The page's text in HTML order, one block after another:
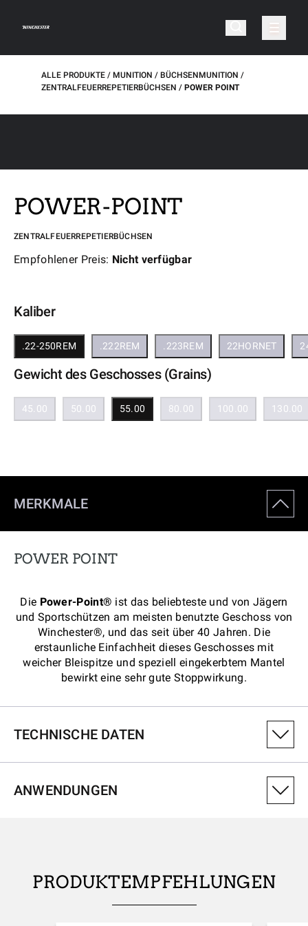
ALLE PRODUKTE MUNITION
BÜCHSENMUNITION
ZENTRALFEUERREPETIERBÜCHSEN
POWER POINT
POWER-POINT
ZENTRALFEUERREPETIERBÜCHSEN
Empfohlener Preis: Nicht verfügbar
Kaliber
.22-250REM .222REM .223REM 22HORNET
Gewicht des Geschosses (Grains)
45.00 50.00 55.00 80.00 100.00 130.00
MERKMALE
POWER POINT
Die Power-Point® ist das beliebteste und von Jägern
und Sportschützen am meisten benutzte Geschoss von
Winchester®, und das seit über 40 Jahren. Die
erstaunliche Einfachheit dieses Geschosses mit
weicher Bleispitze und speziell eingekerbtem Mantel
bewirkt eine sehr gute Stoppwirkung.
TECHNISCHE DATEN
CX222501
GEWICHT DES GESCHOSSES (GRAINS)
ANWENDUNGEN
PRODUKTEMPFEHLUNGEN